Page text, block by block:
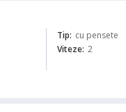
Tip: cu pensete
Viteze: 2